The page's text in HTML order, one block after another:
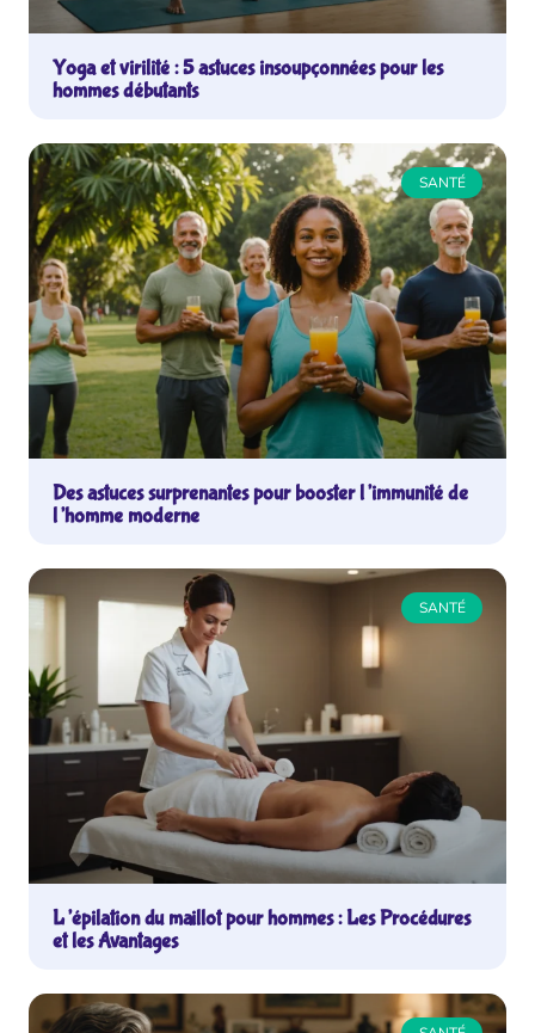
Yoga et virilité : 5 astuces insoupçonnées pour les
hommes débutants
SANTÉ
Des astuces surprenantes pour booster l’immunité de
l’homme moderne
SANTÉ
L’épilation du maillot pour hommes : Les Procédures
et les Avantages